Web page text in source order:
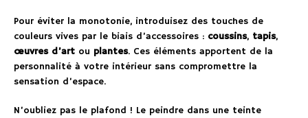
Pour éviter la monotonie, introduisez des touches de
couleurs vives par le biais d’accessoires : coussins, tapis,
œuvres d’art ou plantes. Ces éléments apportent de la
personnalité à votre intérieur sans compromettre la
sensation d’espace.
N’oubliez pas le plafond ! Le peindre dans une teinte